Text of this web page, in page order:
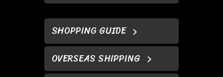
SHOPPING GUIDE
OVERSEAS SHIPPING